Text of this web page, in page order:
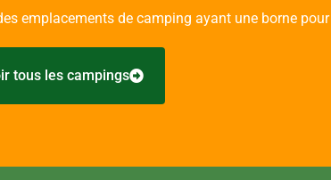
emplacements de camping ayant une borne pour
tous les campings